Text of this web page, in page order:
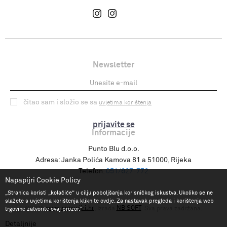
Newsletter
prijavite se
čitao sam i složio se sa uvjetima korištenja
Informacije
Punto Blu d.o.o.
Adresa: Janka Polića Kamova 81 a 51000, Rijeka
Telefon: 051/627-772
©2026www.napapijri.hr NB SOFT
Napapijri Cookie Policy
„Stranica koristi „kolačiće“ u cilju poboljšanja korisničkog iskustva. Ukoliko se ne
slažete s uvjetima korištenja kliknite ovdje. Za nastavak pregleda i korištenja web
trgovine zatvorite ovaj prozor.“
Detaljnije